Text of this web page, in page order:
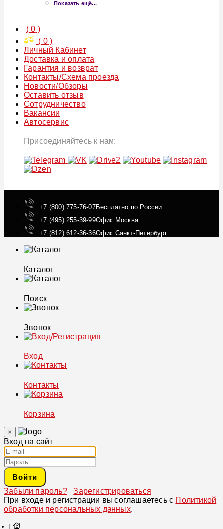
Показать ещё...
(0 )
( 0)
Личный Кабинет
Доставка и оплата
Гарантия и возврат
Контакты/Схема проезда
Новости/Обзоры
Оставить отзыв
Сотрудничество
Вакансии
Автосервис
Присоединяйтесь к нам:
+7 (800) 775-76-07Бесплатно по России
+7 (495) 255-39-99Офис Москва
+7 (812) 612-36-36Офис Санкт-Петербург
Каталог
Поиск
Звонок
Вход
Контакты
Корзина
×
Вход на сайт
Войти
Забыли пароль?
Зарегистрироваться
При входе и регистрации вы соглашаетесь с Политикой
обработки персональных данных.